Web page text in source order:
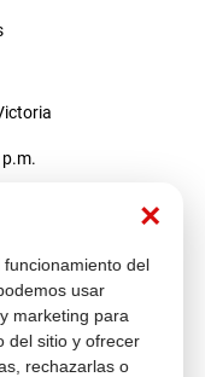
×
del
usar
marketing para
del sitio y ofrecer
rechazarlas o